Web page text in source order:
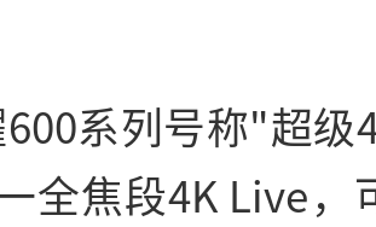
系列号称"超级
全焦段4K Live，